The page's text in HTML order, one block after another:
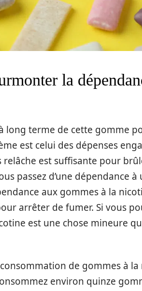
la
long terme de cette gomme
est celui des dépenses
est suffisante pour
passez d’une dépendance
aux gommes à la
arrêter de fumer. Si vous
est une chose mineure
de gommes à
environ quinze